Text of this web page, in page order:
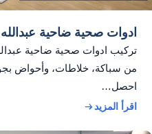
ادوات صحية ضاحية عبدالله
تركيب ادوات صحية ضاحية
من سباكة، خلاطات، وأحواض
احصل…
اقرأ المزيد